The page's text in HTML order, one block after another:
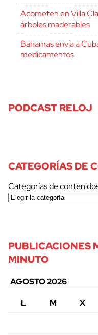
Acometen en Villa
árboles maderables
Bahamas envía a
medicamentos
PODCAST RELOJ
CATEGORÍAS DE
Categorías de
PUBLICACIONES
MINUTO
AGOSTO 2026
L
M X